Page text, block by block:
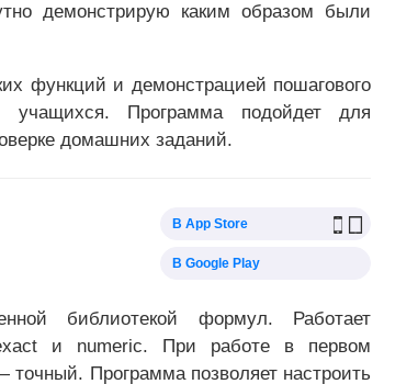
демонстрирую каким образом были
функций и демонстрацией пошагового
Программа подойдет для
домашних заданий.
В App Store
В Google Play
библиотекой формул. Работает
и numeric. При работе в первом
точный. Программа позволяет настроить